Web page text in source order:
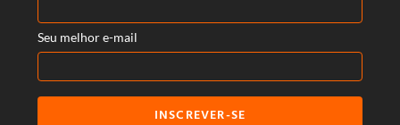
Seu melhor e-mail
INSCREVER-SE